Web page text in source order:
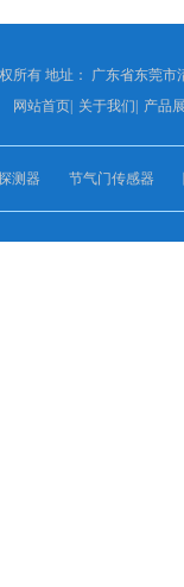
所有 地址： 广东省东莞
网站首页| 关于我们 产品
测器 节气门传感器